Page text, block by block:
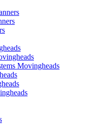
Movingheads